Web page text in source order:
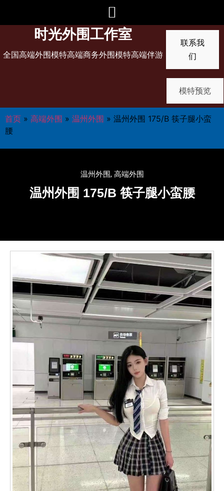
时光外围工作室
全国高端外围模特高端商务外围模特高端伴游
联系我
们
模特预览
首页 » 高端外围 » 温州外围 » 温州外围 175/B 筷子腿小蛮
腰
温州外围, 高端外围
温州外围 175/B 筷子腿小蛮腰